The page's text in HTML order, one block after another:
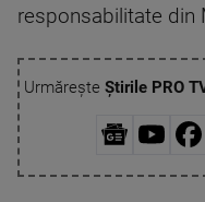
responsabilitate din
Urmărește Știrile PRO